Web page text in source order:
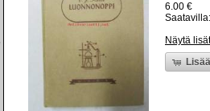
6.00 €
Näytä